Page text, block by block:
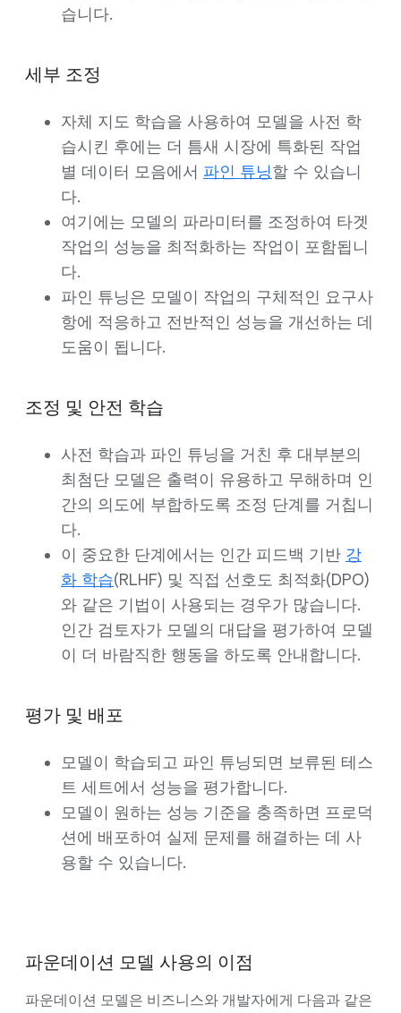
습니다.
세부 조정
자체 지도 학습을 사용하여 모델을 사전 학
습시킨 후에는 더 틈새 시장에 특화된 작업
별 데이터 모음에서 파인 튜닝할 수 있습니
다.
여기에는 모델의 파라미터를 조정하여 타겟
작업의 성능을 최적화하는 작업이 포함됩니
다.
파인 튜닝은 모델이 작업의 구체적인 요구사
항에 적응하고 전반적인 성능을 개선하는 데
도움이 됩니다.
조정 및 안전 학습
사전 학습과 파인 튜닝을 거친 후 대부분의
최첨단 모델은 출력이 유용하고 무해하며 인
간의 의도에 부합하도록 조정 단계를 거칩니
다.
이 중요한 단계에서는 인간 피드백 기반 강
화 학습(RLHF) 및 직접 선호도 최적화(DPO)
와 같은 기법이 사용되는 경우가 많습니다.
인간 검토자가 모델의 대답을 평가하여 모델
이 더 바람직한 행동을 하도록 안내합니다.
평가 및 배포
모델이 학습되고 파인 튜닝되면 보류된 테스
트 세트에서 성능을 평가합니다.
모델이 원하는 성능 기준을 충족하면 프로덕
션에 배포하여 실제 문제를 해결하는 데 사
용할 수 있습니다.
파운데이션 모델 사용의 이점
파운데이션 모델은 비즈니스와 개발자에게 다음과 같은